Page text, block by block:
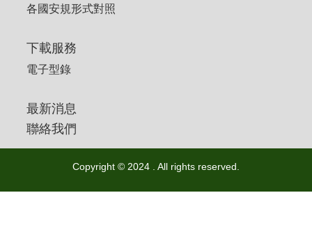
各國安規形式對照
下載服務
電子型錄
最新消息
聯絡我們
Copyright © 2024 . All rights reserved.